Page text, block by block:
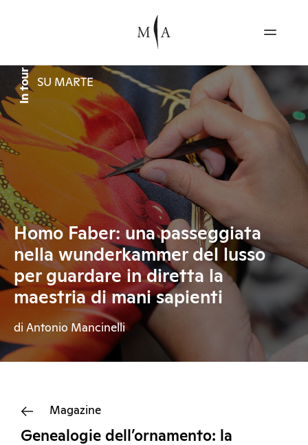
In tour SU MARTE
Homo Faber: una passeggiata
nella wunderkammer del lusso
per guardare in diretta la
maestria di mani sapienti
di Antonio Mancinelli
Magazine
Genealogie dell’ornamento: la